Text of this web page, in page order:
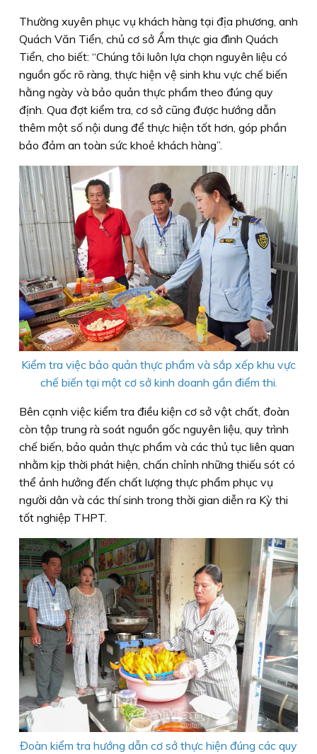
Thường xuyên phục vụ khách hàng tại địa phương, anh
Quách Văn Tiển, chủ cơ sở Ẩm thực gia đình Quách
Tiển, cho biết: “Chúng tôi luôn lựa chọn nguyên liệu có
nguồn gốc rõ ràng, thực hiện vệ sinh khu vực chế biến
hằng ngày và bảo quản thực phẩm theo đúng quy
định. Qua đợt kiểm tra, cơ sở cũng được hướng dẫn
thêm một số nội dung để thực hiện tốt hơn, góp phần
bảo đảm an toàn sức khoẻ khách hàng”.
Kiểm tra việc bảo quản thực phẩm và sắp xếp khu vực
chế biến tại một cơ sở kinh doanh gần điểm thi.
Bên cạnh việc kiểm tra điều kiện cơ sở vật chất, đoàn
còn tập trung rà soát nguồn gốc nguyên liệu, quy trình
chế biến, bảo quản thực phẩm và các thủ tục liên quan
nhằm kịp thời phát hiện, chấn chỉnh những thiếu sót có
thể ảnh hưởng đến chất lượng thực phẩm phục vụ
người dân và các thí sinh trong thời gian diễn ra Kỳ thi
tốt nghiệp THPT.
Đoàn kiểm tra hướng dẫn cơ sở thực hiện đúng các quy